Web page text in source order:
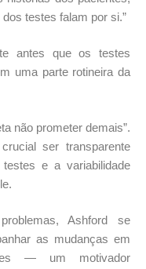
testes falam por si.”
antes que os testes
uma parte rotineira da
não prometer demais”.
ser transparente
e a variabilidade
Ashford se
as mudanças em
— um motivador